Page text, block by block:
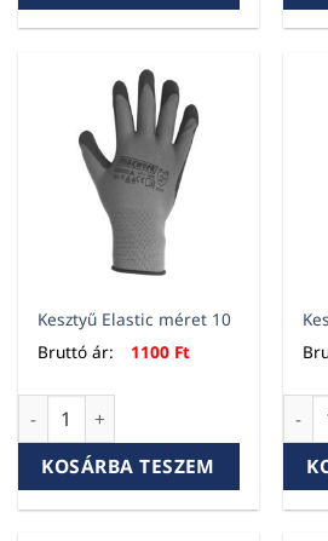
Kesztyű Elastic méret 10
Bruttó ár:
1100 Ft
Kesztyű Elastic méret 10 mennyiség
KOSÁRBA TESZEM